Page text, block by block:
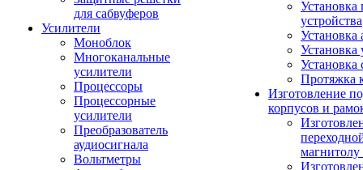
для сабвуферов
Усилители
Моноблок
Многоканальные
усилители
Процессоры
Процессорные
усилители
Преобразователь
аудиосигнала
Вольтметры
Установка
устройства
Установка
Установка
Установка
Протяжка
Изготовление
корпусов и